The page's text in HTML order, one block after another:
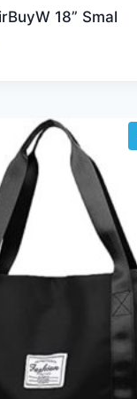
18” Smal